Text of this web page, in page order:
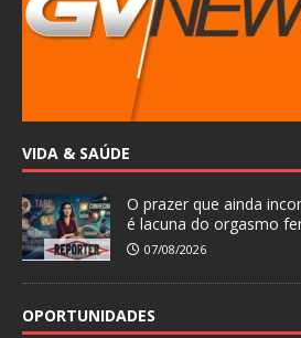
VIDA & SAÚDE
O prazer que ainda
é lacuna do orgasmo
07/08/2026
OPORTUNIDADES